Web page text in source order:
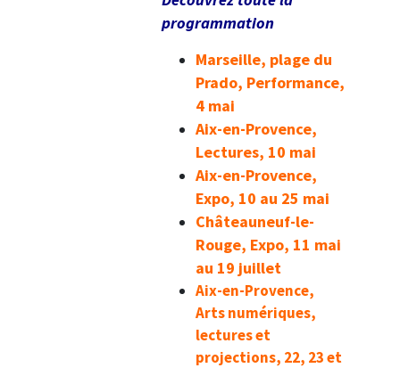
programmation
Marseille, plage du
Prado, Performance,
4 mai
Aix-en-Provence,
Lectures, 10 mai
Aix-en-Provence,
Expo, 10 au 25 mai
Châteauneuf-le-
Rouge, Expo, 11 mai
au 19 juillet
Aix-en-Provence,
Arts numériques,
lectures et
projections, 22, 23 et